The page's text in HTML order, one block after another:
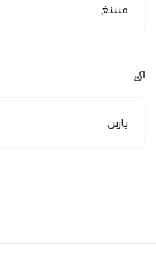
ميننغ
ي
يارين